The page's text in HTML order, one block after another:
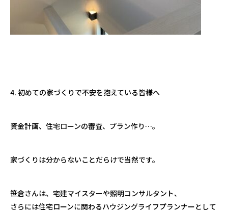
4. 初めての家づくりで不安を抱えている皆様へ
資金計画、住宅ローンの審査、プラン作り…。
家づくりは分からないことだらけで当然です。
笹倉さんは、宅建マイスターや照明コンサルタント、
さらには住宅ローンに関わるハウジングライフプランナーとして